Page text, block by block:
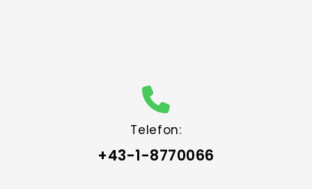
Telefon:
+43-1-8770066